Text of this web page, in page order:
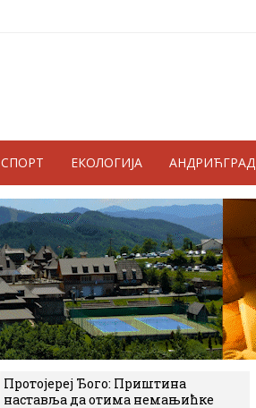
СПОРТ ЕКОЛОГИЈА АНДРИЋГРАД
Протојереј Ђого: Приштина
наставља да отима немањићке